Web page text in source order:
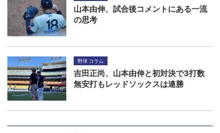
山本由伸、試合後コメントにある一流
の思考
野球 コラム
吉田正尚、山本由伸と初対決で3打数
無安打もレッドソックスは連勝